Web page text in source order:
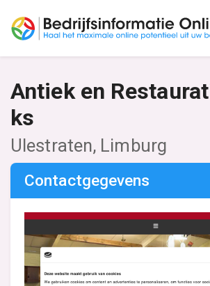
Antiek en
ks
Ulestraten, Limburg
Contactgegevens